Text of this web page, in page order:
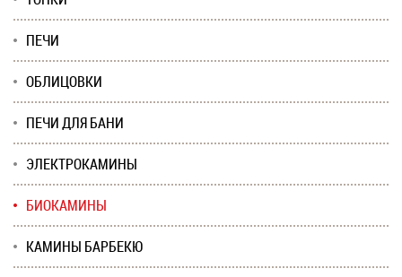
ПЕЧИ
ОБЛИЦОВКИ
ПЕЧИ ДЛЯ БАНИ
ЭЛЕКТРОКАМИНЫ
БИОКАМИНЫ
КАМИНЫ БАРБЕКЮ